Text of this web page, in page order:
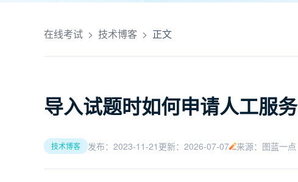
在线考试 > 技术博客 > 正文
导入试题时如何申请人工服务
技术博客 发布：2023-11-21 更新：2026-07-07 来源：图蓝一点